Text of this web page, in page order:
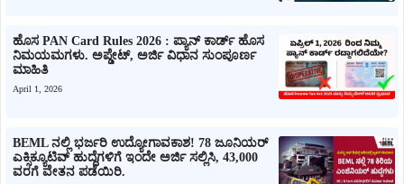
ಹೊಸ PAN Card Rules 2026 : ಪ್ಯಾನ್ ಕಾರ್ಡ್ ಹೊಸ
ನಿಮಯಮಗಳು. ಅಪ್ಡೇಟ್, ಅರ್ಜಿ ವಿಧಾನ ಸುಂಪೂರ್ಣ
ಮಾಹಿತಿ
April 1, 2026
BEML ನಲ್ಲಿ ಭರ್ಜರಿ ಉದ್ಯೋಗಾವಕಾಶ! 78 ಜೂನಿಯರ್
ಎಕ್ಸಿಕ್ಯೂಟಿವ್ ಹುದ್ದೆಗಳಿಗೆ ಇಂದೇ ಅರ್ಜಿ ಸಲ್ಲಿಸಿ, 43,000
ವರಗೆ ವೇತನ ಪಡೆಯಿರಿ.